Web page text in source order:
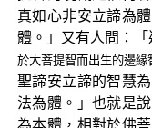
真如心非安立諦為
體。」又有人問：
於大菩提智而出生的邊緣
聖諦安立諦的智慧
法為體。」也就是
為本體，相對於佛